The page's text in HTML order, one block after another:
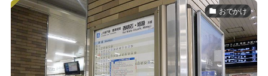
おでかけ